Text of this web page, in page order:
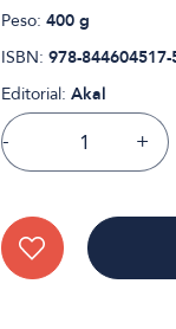
Peso: 400 g
ISBN: 978-844604517-
Editorial: Akal
- +